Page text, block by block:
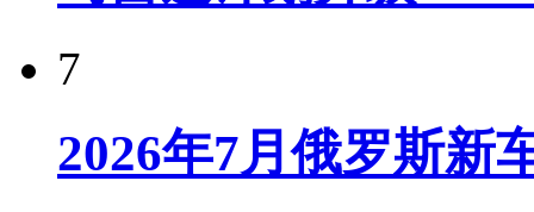
7
2026年7月俄罗斯新